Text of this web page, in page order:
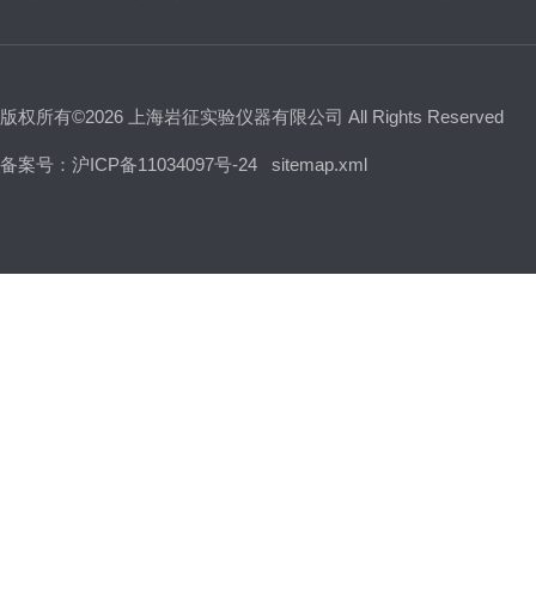
版权所有©2026 上海岩征实验仪器有限公司 All Rights Reserved
备案号：沪ICP备11034097号-24 sitemap.xml